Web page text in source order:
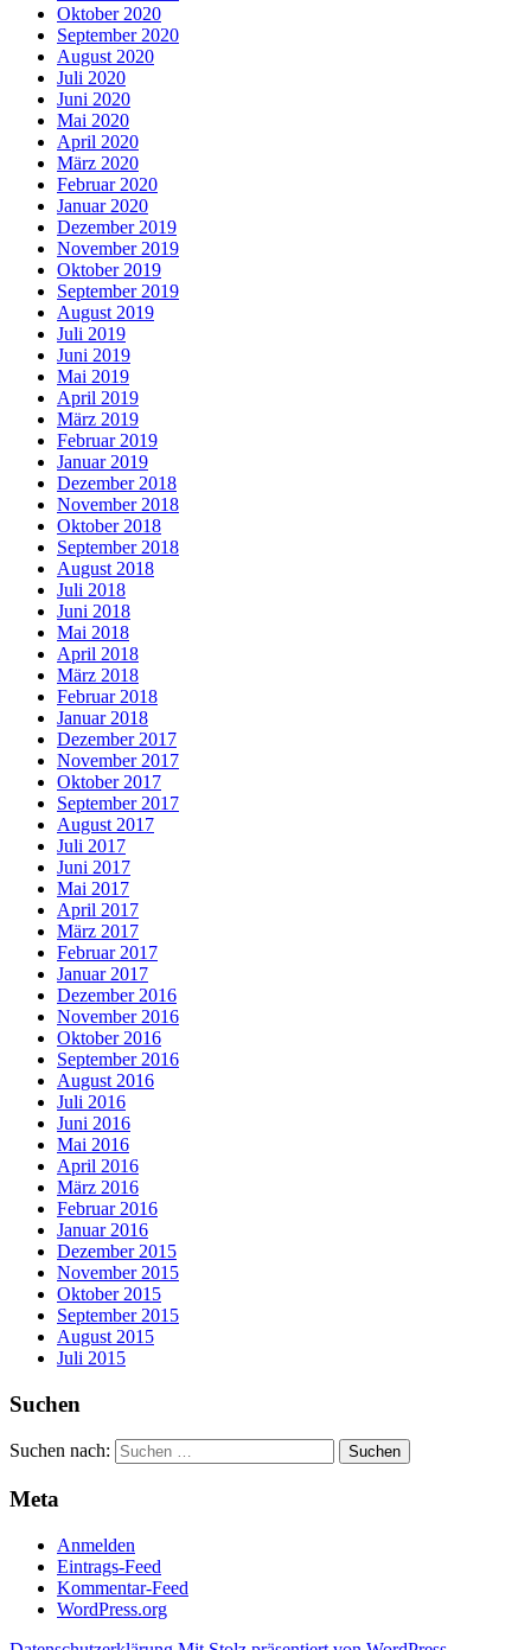
Oktober 2020
September 2020
August 2020
Juli 2020
Juni 2020
Mai 2020
April 2020
März 2020
Februar 2020
Januar 2020
Dezember 2019
November 2019
Oktober 2019
September 2019
August 2019
Juli 2019
Juni 2019
Mai 2019
April 2019
März 2019
Februar 2019
Januar 2019
Dezember 2018
November 2018
Oktober 2018
September 2018
August 2018
Juli 2018
Juni 2018
Mai 2018
April 2018
März 2018
Februar 2018
Januar 2018
Dezember 2017
November 2017
Oktober 2017
September 2017
August 2017
Juli 2017
Juni 2017
Mai 2017
April 2017
März 2017
Februar 2017
Januar 2017
Dezember 2016
November 2016
Oktober 2016
September 2016
August 2016
Juli 2016
Juni 2016
Mai 2016
April 2016
März 2016
Februar 2016
Januar 2016
Dezember 2015
November 2015
Oktober 2015
September 2015
August 2015
Juli 2015
Suchen
Suchen nach:
Meta
Anmelden
Eintrags-Feed
Kommentar-Feed
WordPress.org